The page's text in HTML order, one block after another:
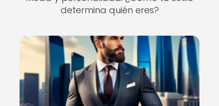
determina quién eres?